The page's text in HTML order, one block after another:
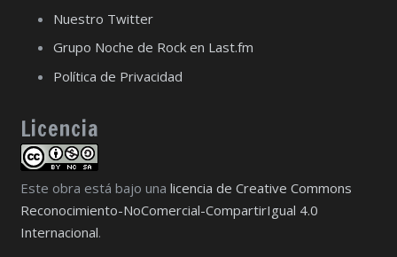
Nuestro Twitter
Grupo Noche de Rock en Last.fm
Política de Privacidad
Licencia
Este obra está bajo una licencia de Creative Commons
Reconocimiento-NoComercial-CompartirIgual 4.0
Internacional.